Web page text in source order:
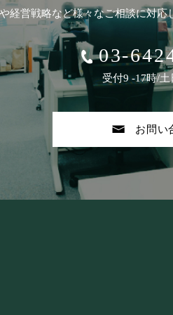
経営戦略など様々なご相談に対応
03-
受付9 -17時/土
お問い